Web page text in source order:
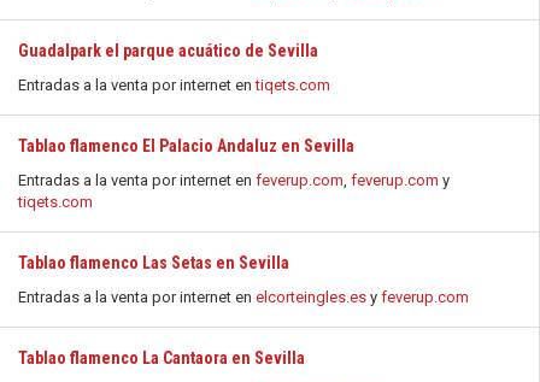
Guadalpark el parque acuático de Sevilla
Entradas a la venta por internet entiqets.com
Tablao flamenco El Palacio Andaluz en Sevilla
Entradas a la venta por internet en feverup.com, feverup.com y
tiqets.com
Tablao flamenco Las Setas en Sevilla
Entradas a la venta por internet en elcorteingles.es y feverup.com
Tablao flamenco La Cantaora en Sevilla